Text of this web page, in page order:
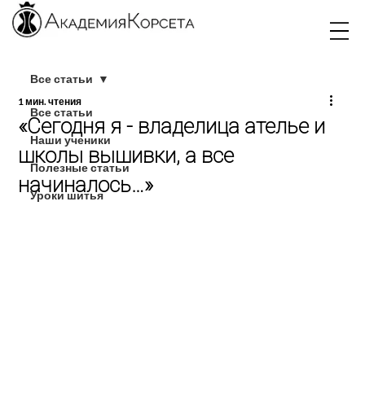
Все статьи
Наши ученики
Полезные статьи
Уроки шитья
Все статьи
«Сегодня я - владелица ателье и
школы вышивки, а все
начиналось…»
1 мин. чтения